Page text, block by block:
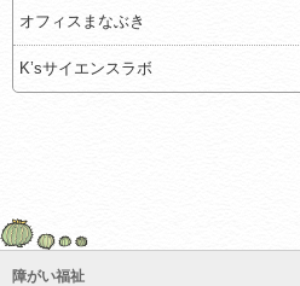
オフィスまなぶき
K’sサイエンスラボ
障がい福祉